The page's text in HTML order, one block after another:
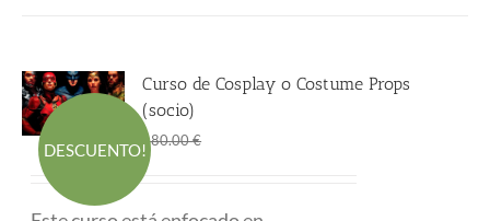
DESCUENTO!
Curso de Cosplay o Costume Props
(socio)
480.00€